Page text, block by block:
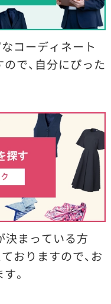
コーディネート
で、自分にぴった
決まっている方
おりますので、お
。